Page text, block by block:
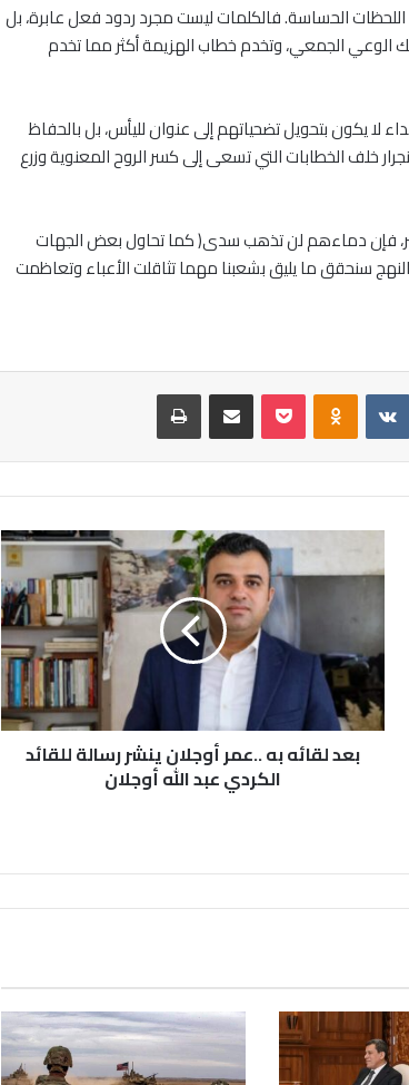
اللحظات الحساسة. فالكلمات ليست مجرد ردود فعل عابرة، بل
الجمعي، وتخدم خطاب الهزيمة أكثر مما تخدم
يكون بتحويل تضحياتهم إلى عنوان لليأس، بل بالحفاظ
خلف الخطابات التي تسعى إلى كسر الروح المعنوية وزرع
فإن دماءهم لن تذهب سدى( كما تحاول بعض الجهات
سنحقق ما يليق بشعبنا مهما تثاقلت الأعباء وتعاظمت
Odnoklassniki
‫Pocket مشاركة عبر البريد طباعة
لقائه
به
أوجلان
ينشر
رسالة
للقائد
الكردي
بعد لقائه به ..عمر أوجلان ينشر رسالة للقائد
الكردي عبد الله أوجلان